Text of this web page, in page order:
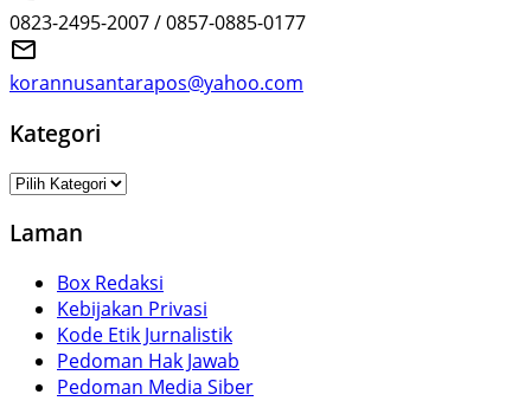
0823-2495-2007 / 0857-0885-0177
korannusantarapos@yahoo.com
Kategori
Kategori
Laman
Box Redaksi
Kebijakan Privasi
Kode Etik Jurnalistik
Pedoman Hak Jawab
Pedoman Media Siber